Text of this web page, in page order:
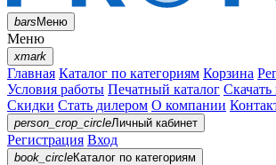
barsМеню
Меню
xmark
Главная Каталог по категориям Корзина
Условия работы Печатный каталог Скачать
Скидки Стать дилером О компании
person_crop_circleЛичный кабинет
Регистрация Вход
book_circleКаталог по категориям